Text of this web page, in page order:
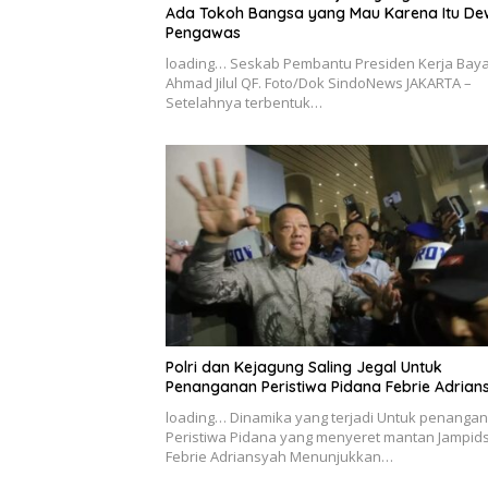
Ada Tokoh Bangsa yang Mau Karena Itu
Pengawas
loading… Seskab Pembantu Presiden Kerja
Ahmad Jilul QF. Foto/Dok SindoNews JAKARTA –
Setelahnya terbentuk…
Polri dan Kejagung Saling Jegal Untuk
Penanganan Peristiwa Pidana Febrie
loading… Dinamika yang terjadi Untuk
Peristiwa Pidana yang menyeret mantan
Febrie Adriansyah Menunjukkan…